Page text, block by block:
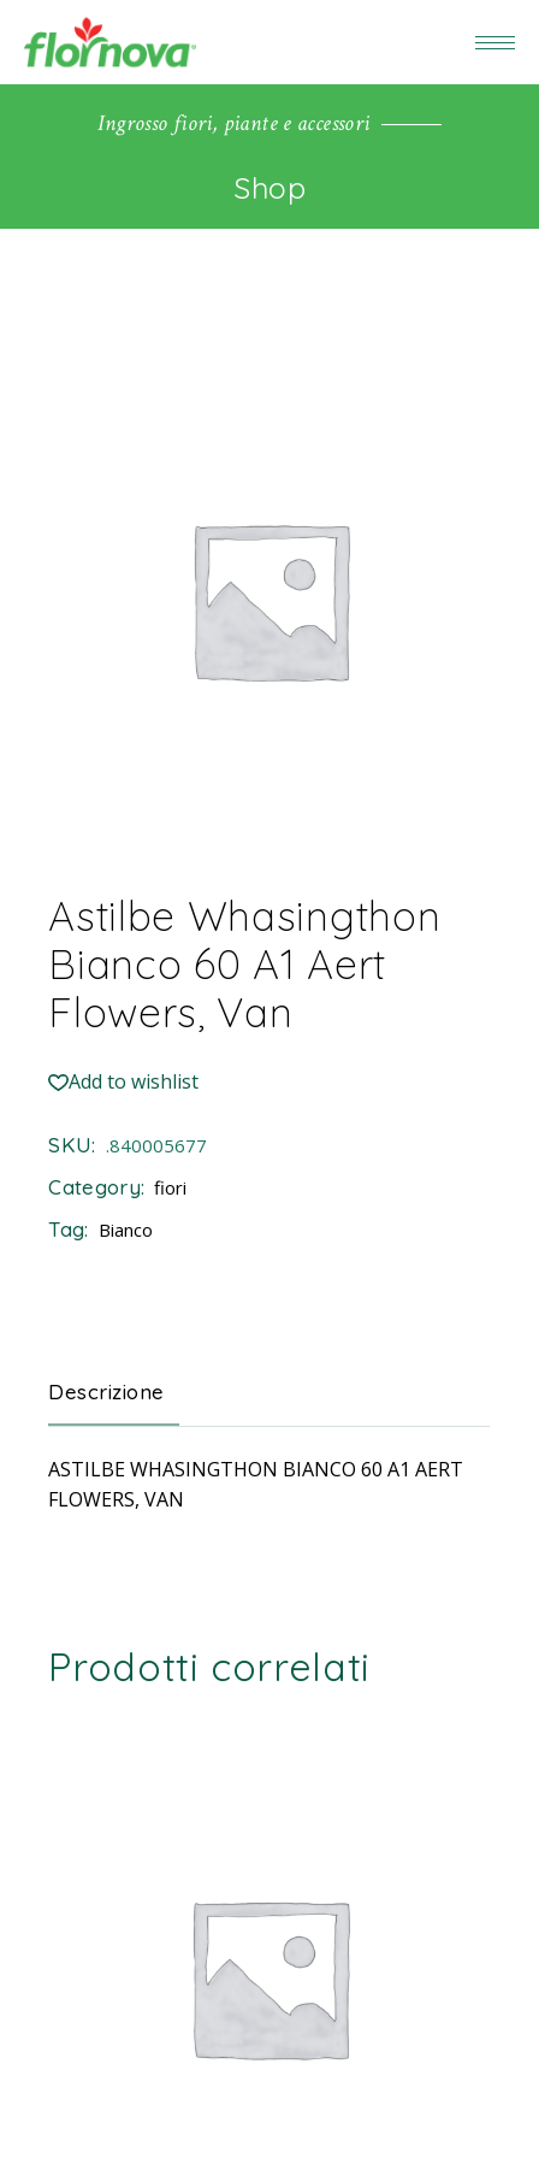
Ingrosso fiori, piante e accessori
Shop
Astilbe Whasingthon
Bianco 60 A1 Aert
Flowers, Van
Add to wishlist
SKU: .840005677
Category: fiori
Tag: Bianco
Descrizione
ASTILBE WHASINGTHON BIANCO 60 A1 AERT
FLOWERS, VAN
Prodotti correlati